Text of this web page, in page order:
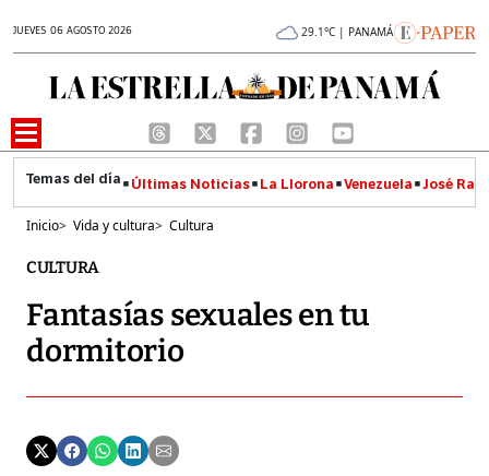
JUEVES 06 AGOSTO 2026 29.1°C | PANAMÁ
Últimas Noticias La Llorona Venezuela José
Inicio> Vida y cultura> Cultura
CULTURA
Fantasías sexuales en tu
dormitorio